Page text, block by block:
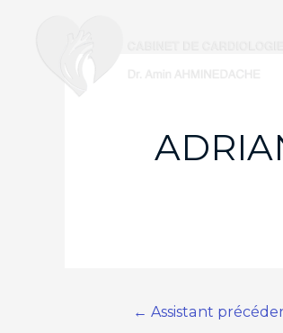
← Assistant